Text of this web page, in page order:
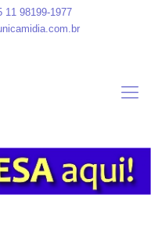
11 98199-1977